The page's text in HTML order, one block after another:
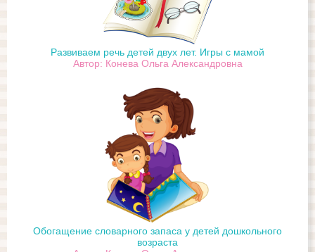
Развиваем речь детей двух лет. Игры с мамой
Автор: Конева Ольга Александровна
Обогащение словарного запаса у детей дошкольного
возраста